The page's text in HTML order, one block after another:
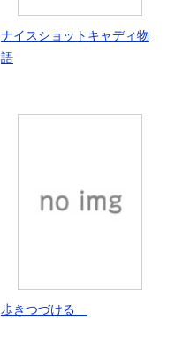
ナイスショットキャディ物
語
歩きつづける